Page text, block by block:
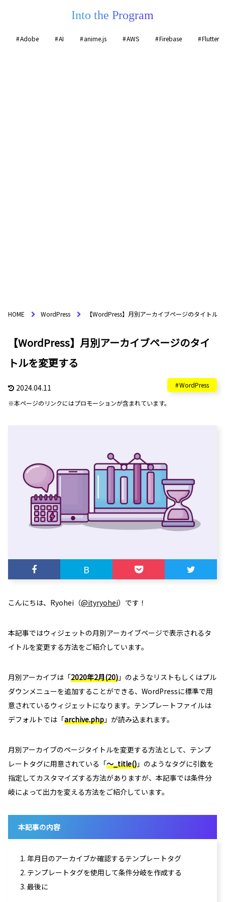
Into the Program
Adobe AI anime.js AWS Firebase Flutter
HOME WordPress 【WordPress】月別アーカイブページのタイトル
【WordPress】月別アーカイブページのタイ
トルを変更する
2024.04.11 WordPress
※本ページのリンクにはプロモーションが含まれています。
B
こんにちは、Ryohei（@ityryohei）です！
本記事ではウィジェットの月別アーカイブページで表示されるタ
イトルを変更する方法をご紹介しています。
月別アーカイブは「2020年2月(20) 」のようなリストもしくはプル
ダウンメニューを追加することができる、WordPressに標準で用
意されているウィジェットになります。テンプレートファイルは
デフォルトでは「archive.php 」が読み込まれます。
月別アーカイブのページタイトルを変更する方法として、テンプ
レートタグに用意されている「～_title() 」のようなタグに引数を
指定してカスタマイズする方法がありますが、本記事では条件分
岐によって出力を変える方法をご紹介しています。
本記事の内容
1. 年月日のアーカイブか確認するテンプレートタグ
2. テンプレートタグを使用して条件分岐を作成する
3. 最後に